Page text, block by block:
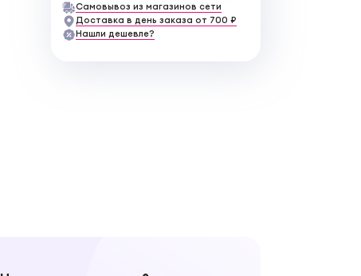
Самовывоз из магазинов сети
Доставка в день заказа от 700 ₽
Нашли дешевле?